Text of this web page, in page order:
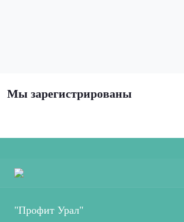
Мы зарегистрированы
"Профит Урал"